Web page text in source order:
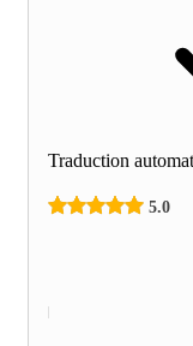
Traduction
5.0